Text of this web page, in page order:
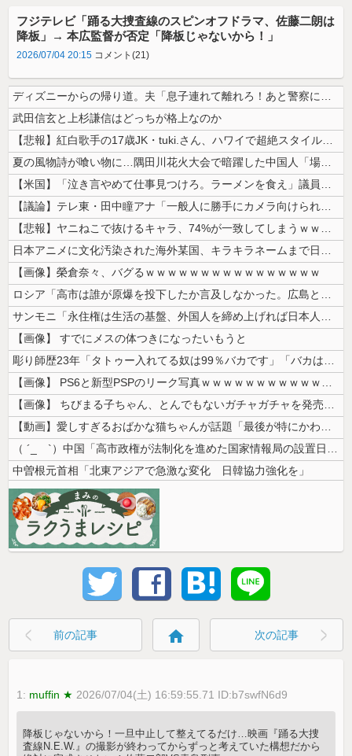
フジテレビ「踊る大捜査線のスピンオフドラマ、佐藤二朗は
降板」→ 本広監督が否定「降板じゃないから！」
2026/07/04 20:15 コメント(21)
ディズニーからの帰り道。夫「息子連れて離れろ！あと警察に通報！」私「助...
武田信玄と上杉謙信はどっちが格上なのか
【悲報】紅白歌手の17歳JK・tuki.さん、ハワイで超絶スタイルを晒...
夏の風物詩が喰い物に…隅田川花火大会で暗躍した中国人「場所取り転売ヤー...
【米国】「泣き言やめて仕事見つけろ。ラーメンを食え」議員らの投稿にバン...
【議論】テレ東・田中瞳アナ「一般人に勝手にカメラ向けられて恐怖を感じる...
【悲報】ヤニねこで抜けるキャラ、74%が一致してしまうｗｗｗｗｗ
日本アニメに文化汚染された海外某国、キラキラネームまで日本風の”あれ”...
【画像】榮倉奈々、バグるｗｗｗｗｗｗｗｗｗｗｗｗｗｗｗｗ
ロシア「高市は誰が原爆を投下したか言及しなかった。広島と長崎に落ちたの...
サンモニ「永住権は生活の基盤、外国人を締め上げれば日本人が生きやすくな...
【画像】 すでにメスの体つきになったいもうと
彫り師歴23年「タトゥー入れてる奴は99％バカです」「バカは5000円...
【画像】 PS6と新型PSPのリーク写真ｗｗｗｗｗｗｗｗｗｗｗｗｗｗｗ...
【画像】 ちびまる子ちゃん、とんでもないガチャガチャを発売してしまうｗ...
【動画】愛しすぎるおばかな猫ちゃんが話題「最後が特にかわいいｗ」
（ ´_ゝ`）中国「高市政権が法制化を進めた国家情報局の設置日が7月3...
中曽根元首相「北東アジアで急激な変化 日韓協力強化を」
前の記事 home 次の記事
1: muffin ★ 2026/07/04(土) 16:59:55.71 ID:b7swfN6d9
降板じゃないから！一旦中止して整えてるだけ…映画『踊る大捜
査線N.E.W.』の撮影が終わってからずっと考えていた構想だから